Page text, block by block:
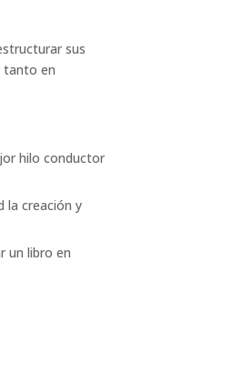
sus
tanto en
hilo conductor
la creación y
un libro en